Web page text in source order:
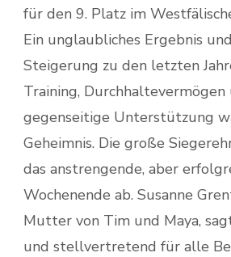
für den 9. Platz im
Ein unglaubliches Ergebnis
Steigerung zu den letzten
Training, Durchhaltevermögen
gegenseitige Unterstützung
Geheimnis. Die große
das anstrengende, aber
Wochenende ab. Susanne
Mutter von Tim und Maya,
und stellvertretend für alle